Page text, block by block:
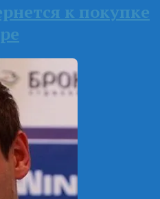
к покупке